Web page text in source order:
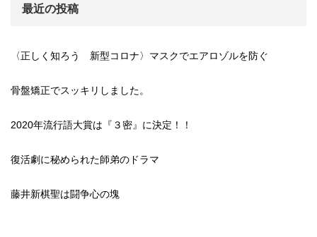
最近の投稿
〈正しく知ろう 新型コロナ〉マスクでエアロゾルを防ぐ
骨盤矯正でスッキリしました。
2020年流行語大賞は『３密』に決定！！
復活劇に秘められた師弟のドラマ
藤井新棋聖は闘争心の塊